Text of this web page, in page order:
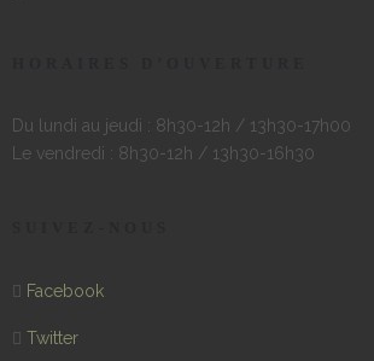
Du lundi au jeudi : 8h30-12h / 13h30-17h00
Le vendredi : 8h30-12h / 13h30-16h30
Facebook
Twitter